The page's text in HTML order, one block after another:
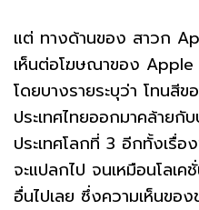
แต่ ทางด้านของ สาวก
เห็นต่อโฆษณาของ Apple
โดยบางรายระบุว่า โทน
ประเทศไทยออกมาคล้ายกั
ประเทศโลกที่ 3 อีกทั้งเรื่
จะแปลกไป จนเหมือนโลเค
อื่นไปเลย ซึ่งความเห็นของ